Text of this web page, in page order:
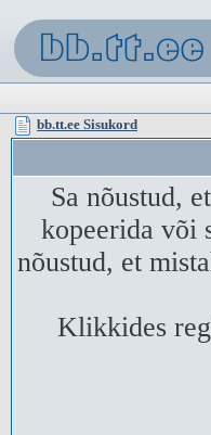
bb.tt.ee Sisukord
Sa nõustud,
kopeerida või
nõustud, et
Klikkides